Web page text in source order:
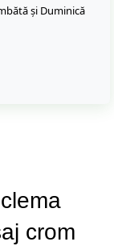
și Duminică
crom